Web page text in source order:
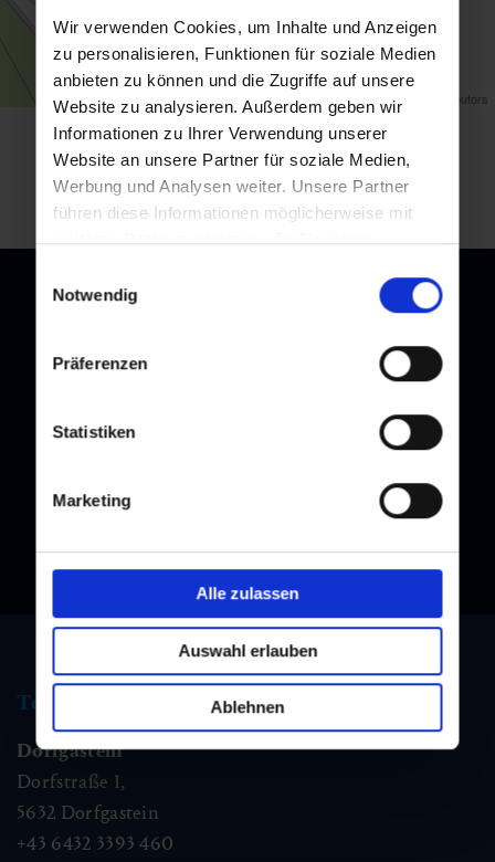
Wir verwenden Cookies, um Inhalte und Anzeigen
zu personalisieren, Funktionen für soziale Medien
anbieten zu können und die Zugriffe auf unsere
Website zu analysieren. Außerdem geben wir
Informationen zu Ihrer Verwendung unserer
Website an unsere Partner für soziale Medien,
Werbung und Analysen weiter. Unsere Partner
führen diese Informationen möglicherweise mit
weiteren Daten zusammen, die Sie ihnen
Nutzung der Dienste gesammelt haben.
Notwendig
Präferenzen
Statistiken
Marketing
Alle zulassen
Auswahl erlauben
Ablehnen
Map data © OpenStreetMap contributors
Zurück zur Übersicht
Tourismus Information
Dorfgastein
Dorfstraße 1,
5632 Dorfgastein
+43 6432 3393 460